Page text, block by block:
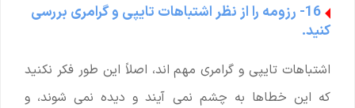
16- رزومه را از نظر اشتباهات تایپی و گرامری بررسی
کنید.
اشتباهات تایپی و گرامری مهم اند، اصلاً این طور فکر نکنید
که این خطاها به چشم نمی آیند و دیده نمی شوند، و